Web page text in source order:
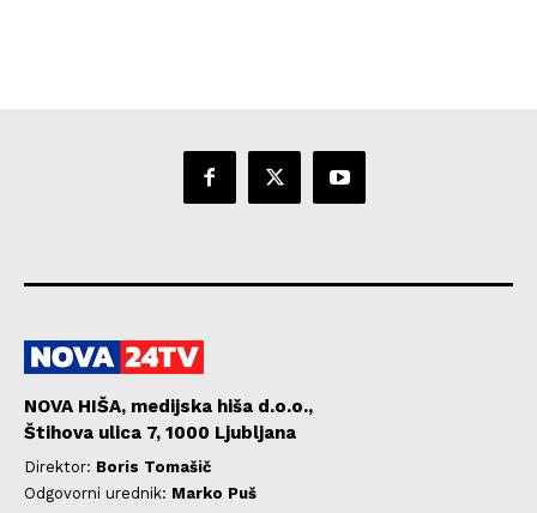
NOVA HIŠA, medijska hiša d.o.o.,
Štihova ulica 7, 1000 Ljubljana
Direktor: Boris Tomašič
Odgovorni urednik: Marko Puš